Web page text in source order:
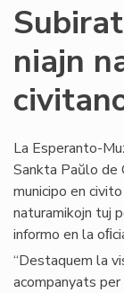
niajn
La Esperanto-
Sankta Paŭlo de
municipo en
naturamikojn tuj
informo en la
“Destaquem la
acompanyats